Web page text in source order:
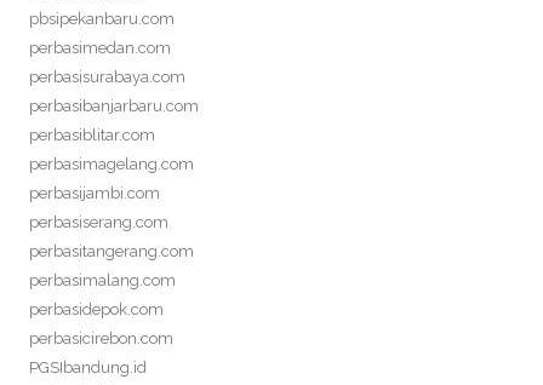
pbsipekanbaru.com
perbasimedan.com
perbasisurabaya.com
perbasibanjarbaru.com
perbasiblitar.com
perbasimagelang.com
perbasijambi.com
perbasiserang.com
perbasitangerang.com
perbasimalang.com
perbasidepok.com
perbasicirebon.com
PGSIbandung.id